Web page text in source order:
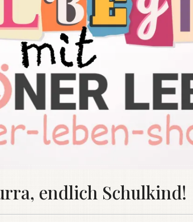
endlich Schulkind!